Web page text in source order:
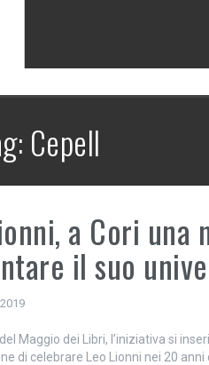
Cepell
a Cori una
il suo
Maggio dei Libri, l’iniziativa si
di celebrare Leo Lionni nei 20